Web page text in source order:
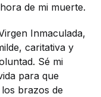
de mi muerte.
Inmaculada,
caritativa y
Sé mi
para que
brazos de